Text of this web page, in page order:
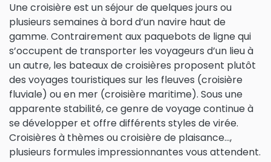
Une croisière est un séjour de quelques jours ou
plusieurs semaines à bord d’un navire haut de
gamme. Contrairement aux paquebots de ligne qui
s’occupent de transporter les voyageurs d’un lieu à
un autre, les bateaux de croisières proposent plutôt
des voyages touristiques sur les fleuves (croisière
fluviale) ou en mer (croisière maritime). Sous une
apparente stabilité, ce genre de voyage continue à
se développer et offre différents styles de virée.
Croisières à thèmes ou croisière de plaisance…,
plusieurs formules impressionnantes vous attendent.